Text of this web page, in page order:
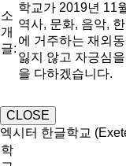
소
개
글:
학교가 2019년 11
역사, 문화, 음악,
에 거주하는 재외
잃지 않고 자긍심
을 다하겠습니다.
CLOSE
엑시터 한글학교
학